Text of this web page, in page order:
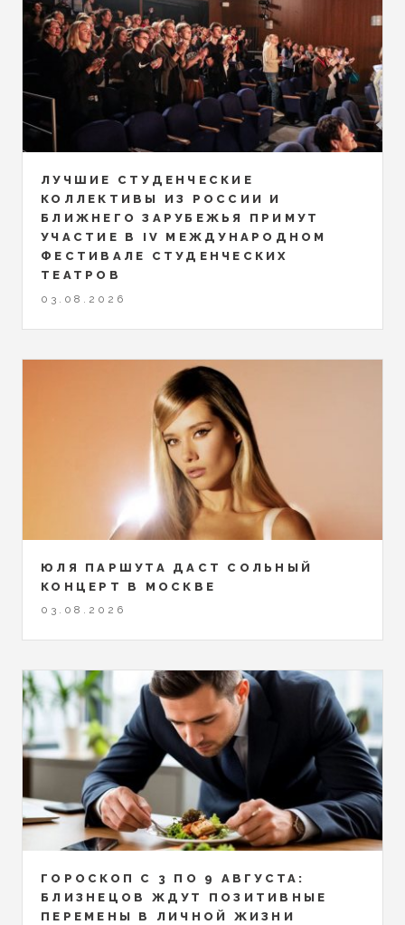
ЛУЧШИЕ СТУДЕНЧЕСКИЕ
КОЛЛЕКТИВЫ ИЗ РОССИИ И
БЛИЖНЕГО ЗАРУБЕЖЬЯ ПРИМУТ
УЧАСТИЕ В IV МЕЖДУНАРОДНОМ
ФЕСТИВАЛЕ СТУДЕНЧЕСКИХ
ТЕАТРОВ
03.08.2026
ЮЛЯ ПАРШУТА ДАСТ СОЛЬНЫЙ
КОНЦЕРТ В МОСКВЕ
03.08.2026
ГОРОСКОП С 3 ПО 9 АВГУСТА:
БЛИЗНЕЦОВ ЖДУТ ПОЗИТИВНЫЕ
ПЕРЕМЕНЫ В ЛИЧНОЙ ЖИЗНИ